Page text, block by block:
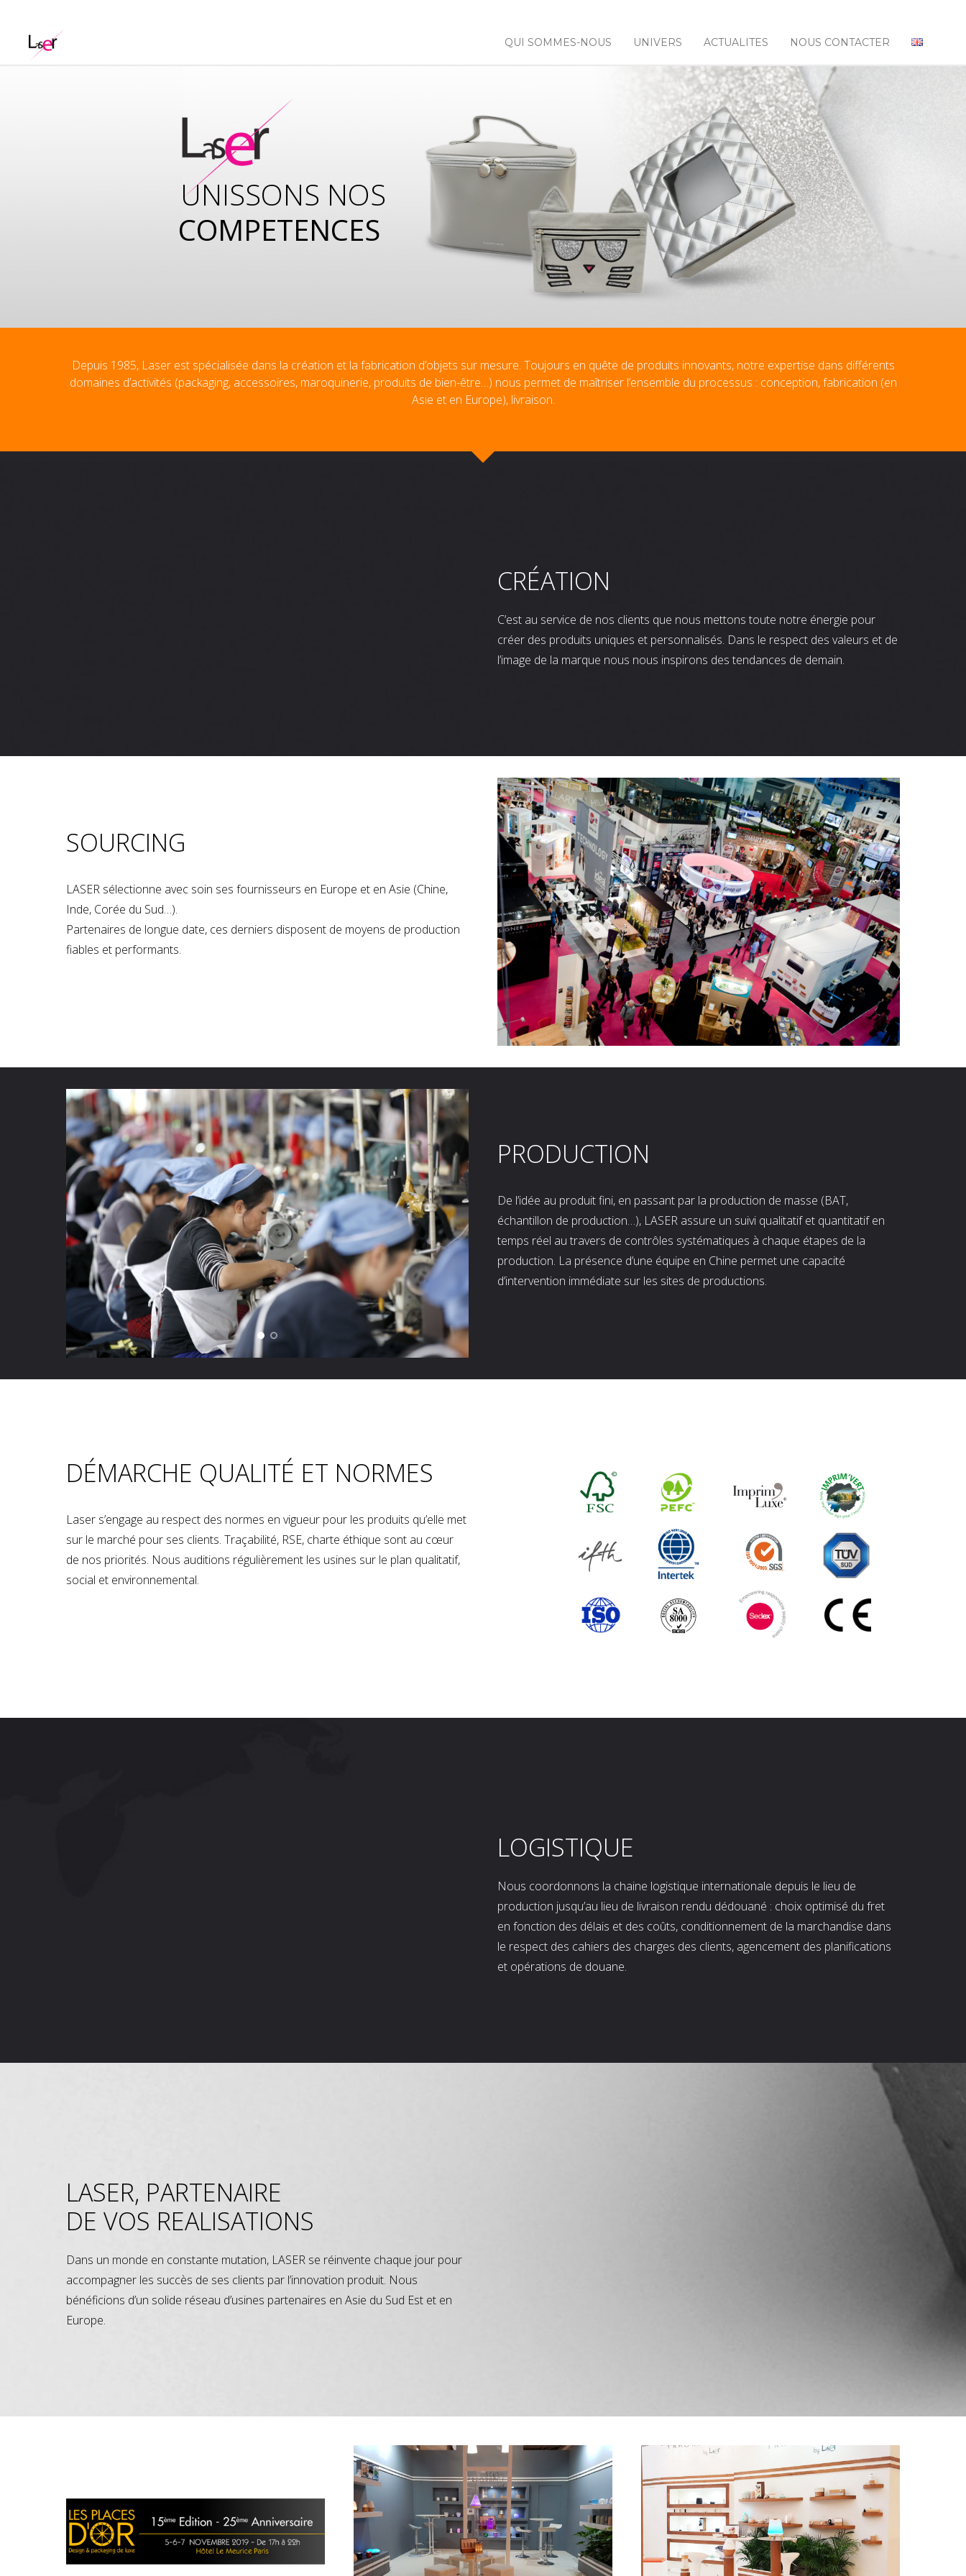
QUI SOMMES-NOUS UNIVERS ACTUALITES NOUS CONTACTER
COMPETENCES
UNISSONS NOS
Depuis 1985, Laser est spécialisée dans la création et la fabrication d’objets sur mesure. Toujours en quête de produits innovants, notre expertise dans différents
domaines d’activités (packaging, accessoires, maroquinerie, produits de bien-être…) nous permet de maîtriser l’ensemble du processus : conception, fabrication (en
Asie et en Europe), livraison.
CRÉATION
C’est au service de nos clients que nous mettons toute notre énergie pour
créer des produits uniques et personnalisés. Dans le respect des valeurs et de
l’image de la marque nous nous inspirons des tendances de demain.
SOURCING
LASER sélectionne avec soin ses fournisseurs en Europe et en Asie (Chine,
Inde, Corée du Sud…).
Partenaires de longue date, ces derniers disposent de moyens de production
fiables et performants.
PRODUCTION
De l’idée au produit fini, en passant par la production de masse (BAT,
échantillon de production…), LASER assure un suivi qualitatif et quantitatif en
temps réel au travers de contrôles systématiques à chaque étapes de la
production. La présence d’une équipe en Chine permet une capacité
d’intervention immédiate sur les sites de productions.
DÉMARCHE QUALITÉ ET NORMES
Laser s’engage au respect des normes en vigueur pour les produits qu’elle met
sur le marché pour ses clients. Traçabilité, RSE, charte éthique sont au cœur
de nos priorités. Nous auditions régulièrement les usines sur le plan qualitatif,
social et environnemental.
LOGISTIQUE
Nous coordonnons la chaine logistique internationale depuis le lieu de
production jusqu’au lieu de livraison rendu dédouané : choix optimisé du fret
en fonction des délais et des coûts, conditionnement de la marchandise dans
le respect des cahiers des charges des clients, agencement des planifications
et opérations de douane.
LASER, PARTENAIRE
DE VOS REALISATIONS
Dans un monde en constante mutation, LASER se réinvente chaque jour pour
accompagner les succès de ses clients par l’innovation produit. Nous
bénéficions d’un solide réseau d’usines partenaires en Asie du Sud Est et en
Europe.